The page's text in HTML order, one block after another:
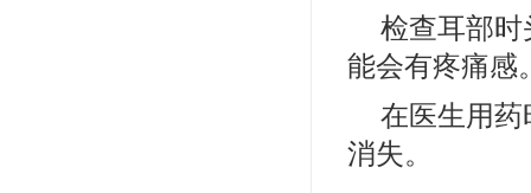
检查耳部
能会有疼痛感
在医生用
消失。